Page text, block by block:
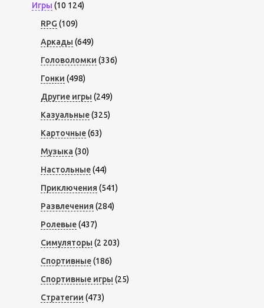
Игры (10 124)
RPG (109)
Аркады (649)
Головоломки (336)
Гонки (498)
Другие игры (249)
Казуальные(325)
Карточные(63)
Музыка (30)
Настольные(44)
Приключения (541)
Развлечения (284)
Ролевые(437)
Симуляторы (2 203)
Спортивные(186)
Спортивные игры (25)
Стратегии (473)